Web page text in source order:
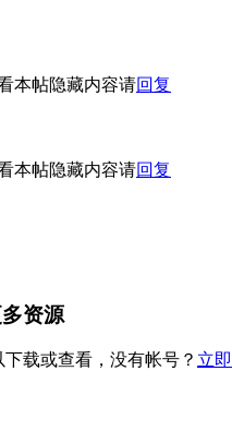
本帖隐藏内容请回复
本帖隐藏内容请回复
资源
下载或查看，没有帐号？ 立